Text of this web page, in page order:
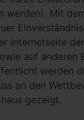
werden). Mit
Internetseite
auf anderen
werden
an den
gezeigt.